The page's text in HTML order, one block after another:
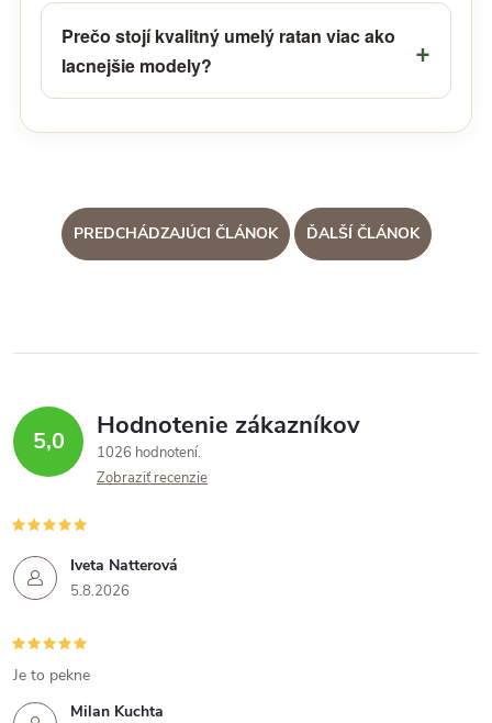
Prečo stojí kvalitný umelý ratan viac ako
lacnejšie modely?
PREDCHÁDZAJÚCI ČLÁNOK ĎALŠÍ ČLÁNOK
5,0 Hodnotenie zákazníkov
1026 hodnotení
Zobraziť recenzie
Iveta Natterová
5.8.2026
Milan Kuchta
Je to pekne